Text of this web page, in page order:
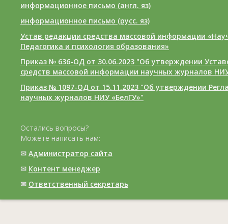
информационное письмо (англ. яз)
информационное письмо (русс. яз)
Устав редакции средства массовой информации
Педагогика и психология образования»
Приказ № 636-ОД от 30.06.2023 "Об утверждении
средств массовой информации научных журналов
Приказ № 1097-ОД от 15.11.2023 "Об утверждении
научных журналов НИУ «БелГУ»"
Остались вопросы?
Можете написать нам:
✉ Администратор сайта
✉ Контент менеджер
✉ Ответственный cекретарь